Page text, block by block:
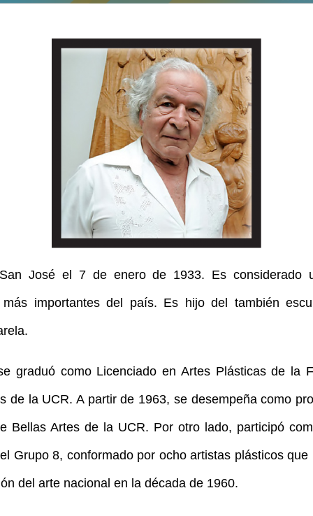
José el 7 de enero de 1933. Es considerado
más importantes del país. Es hijo del también
graduó como Licenciado en Artes Plásticas de la
de la UCR. A partir de 1963, se desempeña como
Bellas Artes de la UCR. Por otro lado, participó
Grupo 8, conformado por ocho artistas plásticos que
del arte nacional en la década de 1960.